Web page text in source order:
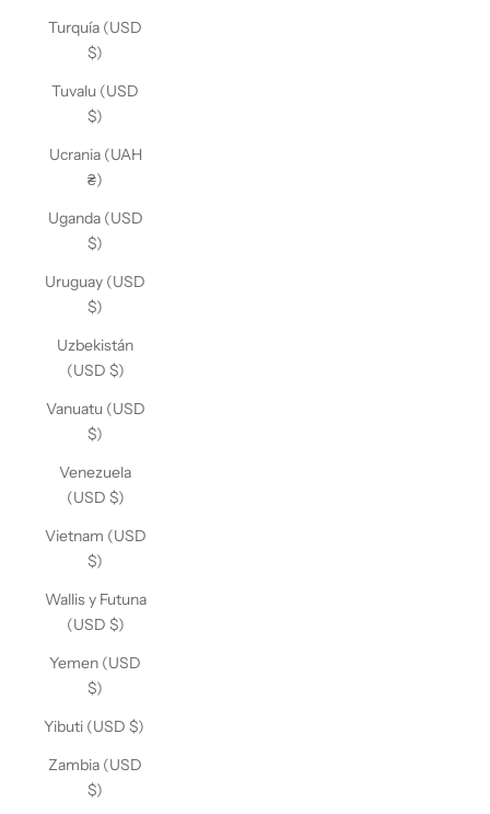
Turquía (USD
$)
Tuvalu (USD
$)
Ucrania (UAH
₴)
Uganda (USD
$)
Uruguay (USD
$)
Uzbekistán
(USD $)
Vanuatu (USD
$)
Venezuela
(USD $)
Vietnam (USD
$)
Wallis y Futuna
(USD $)
Yemen (USD
$)
Yibuti (USD $)
Zambia (USD
$)